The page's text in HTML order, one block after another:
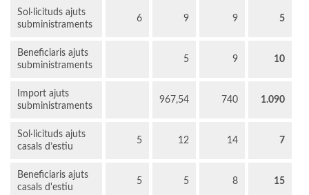
Sol·licituds ajuts
subministraments
6 9 9 5
Beneficiaris ajuts
subministraments
5 9 10
Import ajuts
subministraments
967,54 740 1.090
Sol·licituds ajuts
casals d’estiu
5 12 14 7
Beneficiaris ajuts
casals d'estiu
5 5 8 15